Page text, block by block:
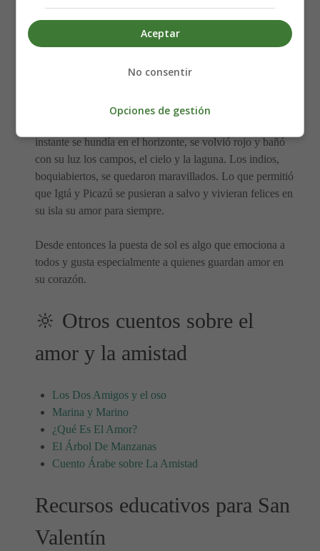
Estaban ya a punto de alcanzar la isla cuando Nautí, un
malvado guerrero enemigo de Igtá, comenzó a lanzar
mismo, poniendo seriamente en peligro la vida de los
instante se hundía en el horizonte, se volvió rojo y bañó
con su luz los campos, el cielo y la laguna. Los indios,
boquiabiertos, se quedaron maravillados. Lo que permitió
que Igtá y Picazú se pusieran a salvo y vivieran felices en
su isla su amor para siempre.
Desde entonces la puesta de sol es algo que emociona a
todos y gusta especialmente a quienes guardan amor en
su corazón.
🔆 Otros cuentos sobre el
amor y la amistad
Los Dos Amigos y el oso
Marina y Marino
¿Qué Es El Amor?
El Árbol De Manzanas
Cuento Árabe sobre La Amistad
Recursos educativos para San
Valentín
Aceptar
No consentir
Opciones de gestión